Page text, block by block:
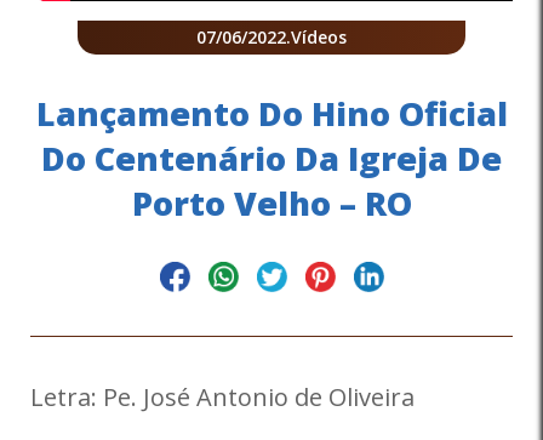
07/06/2022.Vídeos
Lançamento Do Hino Oficial
Do Centenário Da Igreja De
Porto Velho – RO
Letra: Pe. José Antonio de Oliveira